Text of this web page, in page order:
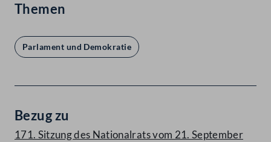
Themen
Parlament und Demokratie
Bezug zu
171. Sitzung des Nationalrats vom 21. September